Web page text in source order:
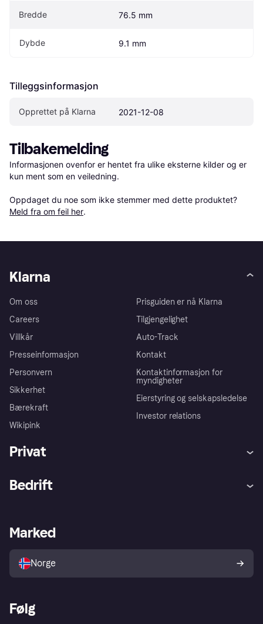
Bredde 76.5 mm
Dybde 9.1 mm
Tilleggsinformasjon
Opprettet på Klarna 2021-12-08
Tilbakemelding
Informasjonen ovenfor er hentet fra ulike eksterne kilder og er
kun ment som en veiledning.
Oppdaget du noe som ikke stemmer med dette produktet?
Meld fra om feil her.
Klarna
Om oss
Careers
Villkår
Presseinformasjon
Personvern
Sikkerhet
Bærekraft
Wikipink
Prisguiden er nå Klarna
Tilgjengelighet
Auto-Track
Kontakt
Kontaktinformasjon for
myndigheter
Eierstyring og selskapsledelse
Investor relations
Privat
Utforsk butikker
Bedrift
Merchant portal
Marked
Norge
Følg